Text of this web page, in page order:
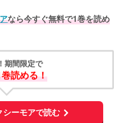
なら今すぐ無料で1巻を読め
期間限定で
読める！
ーモアで読む